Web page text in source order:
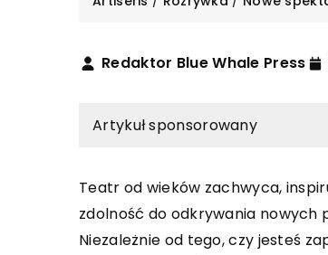
Redaktor Blue Whale Press
Artykuł sponsorowany
Teatr od wieków zachwyca,
zdolność do odkrywania nowych
Niezależnie od tego, czy jesteś
INNE